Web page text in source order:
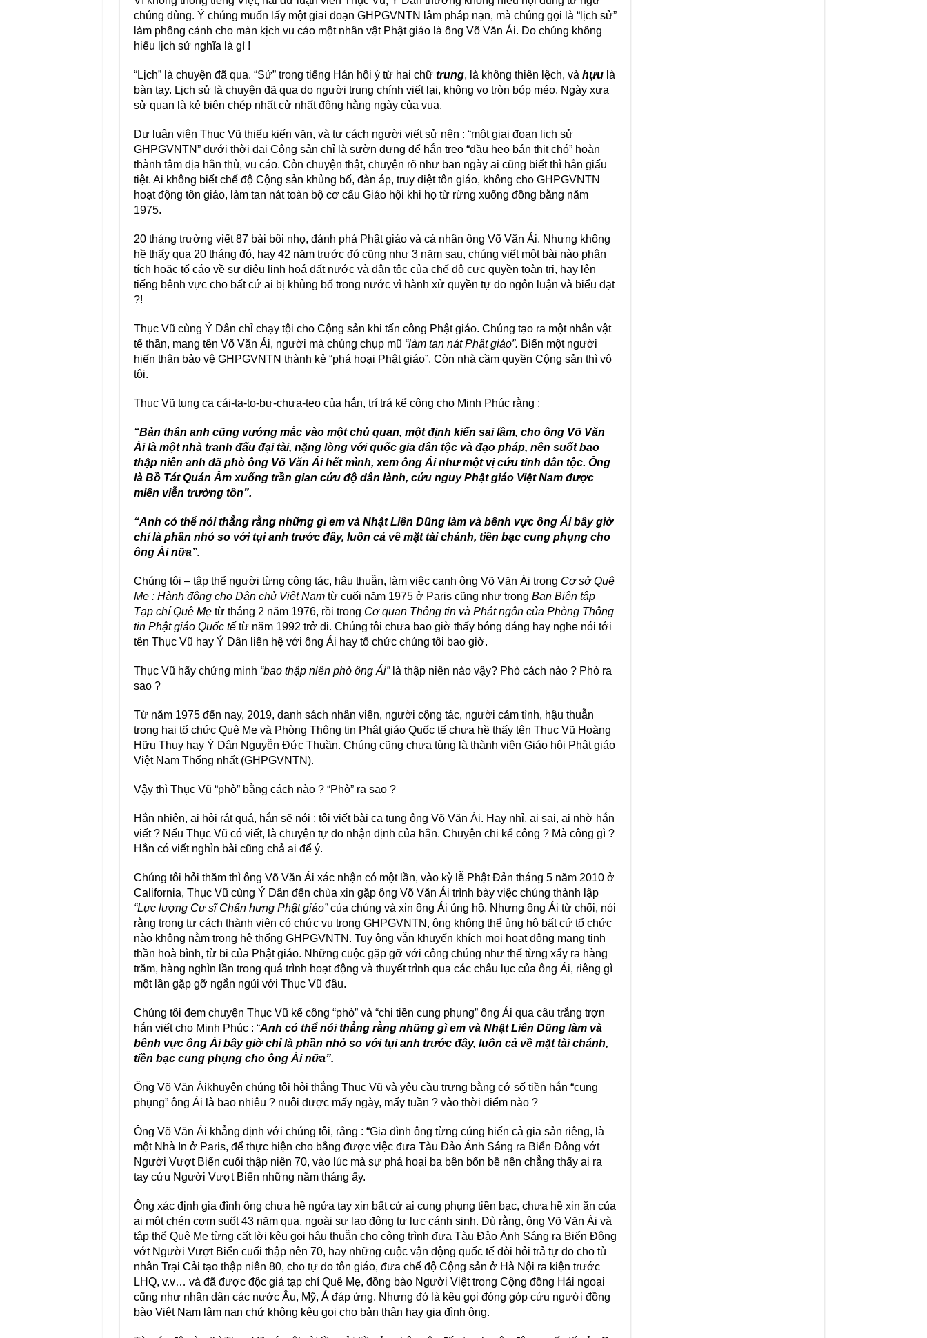
chúng dùng. Ý chúng muốn lấy một giai đoạn GHPGVNTN lâm pháp nạn, mà chúng gọi là “lịch sử”
làm phông cảnh cho màn kịch vu cáo một nhân vật Phật giáo là ông Võ Văn Ái. Do chúng không
hiểu lịch sử nghĩa là gì !
“Lịch” là chuyện đã qua. “Sử” trong tiếng Hán hội ý từ hai chữ trung, là không thiên lệch, và hựulà
bàn tay. Lịch sử là chuyện đã qua do người trung chính viết lại, không vo tròn bóp méo. Ngày xưa
sử quan là kẻ biên chép nhất cử nhất động hằng ngày của vua.
Dư luận viên Thục Vũ thiếu kiến văn, và tư cách người viết sử nên : “một giai đoạn lịch sử
GHPGVNTN” dưới thời đại Cộng sản chỉ là sườn dựng để hắn treo “đầu heo bán thịt chó” hoàn
thành tâm địa hằn thù, vu cáo. Còn chuyện thật, chuyện rõ như ban ngày ai cũng biết thì hắn giấu
tiệt. Ai không biết chế độ Cộng sản khủng bố, đàn áp, truy diệt tôn giáo, không cho GHPGVNTN
hoạt động tôn giáo, làm tan nát toàn bộ cơ cấu Giáo hội khi họ từ rừng xuống đồng bằng năm
1975.
20 tháng trường viết 87 bài bôi nhọ, đánh phá Phật giáo và cá nhân ông Võ Văn Ái. Nhưng không
hề thấy qua 20 tháng đó, hay 42 năm trước đó cũng như 3 năm sau, chúng viết một bài nào phân
tích hoặc tố cáo về sự điêu linh hoá đất nước và dân tộc của chế độ cực quyền toàn trị, hay lên
tiếng bênh vực cho bất cứ ai bị khủng bố trong nước vì hành xử quyền tự do ngôn luận và biểu đạt
?!
Thục Vũ cùng Ý Dân chỉ chạy tội cho Cộng sản khi tấn công Phật giáo. Chúng tạo ra một nhân vật
tế thần, mang tên Võ Văn Ái, người mà chúng chụp mũ “làm tan nát Phật giáo”. Biến một người
hiến thân bảo vệ GHPGVNTN thành kẻ “phá hoại Phật giáo”. Còn nhà cầm quyền Cộng sản thì vô
tội.
Thục Vũ tụng ca cái-ta-to-bự-chưa-teo của hắn, trí trá kể công cho Minh Phúc rằng :
“Bản thân anh cũng vướng mắc vào một chủ quan, một định kiến sai lầm, cho ông Võ Văn
Ái là một nhà tranh đấu đại tài, nặng lòng với quốc gia dân tộc và đạo pháp, nên suốt bao
thập niên anh đã phò ông Võ Văn Ái hết mình, xem ông Ái như một vị cứu tinh dân tộc. Ông
là Bồ Tát Quán Âm xuống trần gian cứu độ dân lành, cứu nguy Phật giáo Việt Nam được
miên viễn trường tồn”.
“Anh có thể nói thẳng rằng những gì em và Nhật Liên Dũng làm và bênh vực ông Ái bây giờ
chỉ là phần nhỏ so với tụi anh trước đây, luôn cả về mặt tài chánh, tiền bạc cung phụng cho
ông Ái nữa”.
Chúng tôi – tập thể người từng cộng tác, hậu thuẫn, làm việc cạnh ông Võ Văn Ái trong Cơ sở Quê
Mẹ : Hành động cho Dân chủ Việt Namtừ cuối năm 1975 ở Paris cũng như trong Ban Biên tập
Tạp chí Quê Mẹtừ tháng 2 năm 1976, rồi trong Cơ quan Thông tin và Phát ngôn của Phòng Thông
tin Phật giáo Quốc tếtừ năm 1992 trở đi. Chúng tôi chưa bao giờ thấy bóng dáng hay nghe nói tới
tên Thục Vũ hay Ý Dân liên hệ với ông Ái hay tổ chức chúng tôi bao giờ.
Thục Vũ hãy chứng minh “bao thập niên phò ông Ái”là thập niên nào vậy? Phò cách nào ? Phò ra
sao ?
Từ năm 1975 đến nay, 2019, danh sách nhân viên, người cộng tác, người cảm tình, hậu thuẫn
trong hai tổ chức Quê Mẹ và Phòng Thông tin Phật giáo Quốc tế chưa hề thấy tên Thục Vũ Hoàng
Hữu Thuỵ hay Ý Dân Nguyễn Đức Thuần. Chúng cũng chưa tùng là thành viên Giáo hội Phật giáo
Việt Nam Thống nhất (GHPGVNTN).
Vậy thì Thục Vũ “phò” bằng cách nào ? “Phò” ra sao ?
Hẳn nhiên, ai hỏi rát quá, hắn sẽ nói : tôi viết bài ca tụng ông Võ Văn Ái. Hay nhỉ, ai sai, ai nhờ hắn
viết ? Nếu Thục Vũ có viết, là chuyện tự do nhận định của hắn. Chuyện chi kể công ? Mà công gì ?
Hắn có viết nghìn bài cũng chả ai để ý.
Chúng tôi hỏi thăm thì ông Võ Văn Ái xác nhận có một lần, vào kỳ lễ Phật Đản tháng 5 năm 2010 ở
California, Thục Vũ cùng Ý Dân đến chùa xin gặp ông Võ Văn Ái trình bày việc chúng thành lập
“Lực lượng Cư sĩ Chấn hưng Phật giáo”của chúng và xin ông Ái ủng hộ. Nhưng ông Ái từ chối, nói
rằng trong tư cách thành viên có chức vụ trong GHPGVNTN, ông không thể ủng hộ bất cứ tổ chức
nào không nằm trong hệ thống GHPGVNTN. Tuy ông vẫn khuyến khích mọi hoạt động mang tinh
thần hoà bình, từ bi của Phật giáo. Những cuộc gặp gỡ với công chúng như thế từng xẩy ra hàng
trăm, hàng nghìn lần trong quá trình hoạt động và thuyết trình qua các châu lục của ông Ái, riêng gì
một lần gặp gỡ ngắn ngủi với Thục Vũ đâu.
Chúng tôi đem chuyện Thục Vũ kể công “phò” và “chi tiền cung phụng” ông Ái qua câu trắng trợn
hắn viết cho Minh Phúc : “Anh có thể nói thẳng rằng những gì em và Nhật Liên Dũng làm và
bênh vực ông Ái bây giờ chỉ là phần nhỏ so với tụi anh trước đây, luôn cả về mặt tài chánh,
tiền bạc cung phụng cho ông Ái nữa”.
Ông Võ Văn Áikhuyên chúng tôi hỏi thẳng Thục Vũ và yêu cầu trưng bằng cớ số tiền hắn “cung
phụng” ông Ái là bao nhiêu ? nuôi được mấy ngày, mấy tuần ? vào thời điểm nào ?
Ông Võ Văn Ái khẳng định với chúng tôi, rằng : “Gia đình ông từng cúng hiến cả gia sản riêng, là
một Nhà In ở Paris, để thực hiện cho bằng được việc đưa Tàu Đảo Ánh Sáng ra Biển Đông vớt
Người Vượt Biển cuối thập niên 70, vào lúc mà sự phá hoại ba bên bốn bề nên chẳng thấy ai ra
tay cứu Người Vượt Biển những năm tháng ấy.
Ông xác định gia đình ông chưa hề ngửa tay xin bất cứ ai cung phụng tiền bạc, chưa hề xin ăn của
ai một chén cơm suốt 43 năm qua, ngoài sự lao động tự lực cánh sinh. Dù rằng, ông Võ Văn Ái và
tập thể Quê Mẹ từng cất lời kêu gọi hậu thuẫn cho công trình đưa Tàu Đảo Ánh Sáng ra Biển Đông
vớt Người Vượt Biển cuối thập nên 70, hay những cuộc vận động quốc tế đòi hỏi trả tự do cho tù
nhân Trại Cải tạo thập niên 80, cho tự do tôn giáo, đưa chế độ Cộng sản ở Hà Nội ra kiện trước
LHQ, v.v… và đã được độc giả tạp chí Quê Mẹ, đồng bào Người Việt trong Cộng đồng Hải ngoại
cũng như nhân dân các nước Âu, Mỹ, Á đáp ứng. Nhưng đó là kêu gọi đóng góp cứu người đồng
bào Việt Nam lâm nạn chứ không kêu gọi cho bản thân hay gia đình ông.